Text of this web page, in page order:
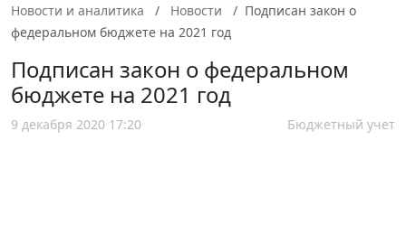
Новости и аналитика Новости
Подписан закон о
федеральном бюджете на 2021 год
Подписан закон о федеральном
бюджете на 2021 год
9 декабря 2020 17:20 Бюджетный учет